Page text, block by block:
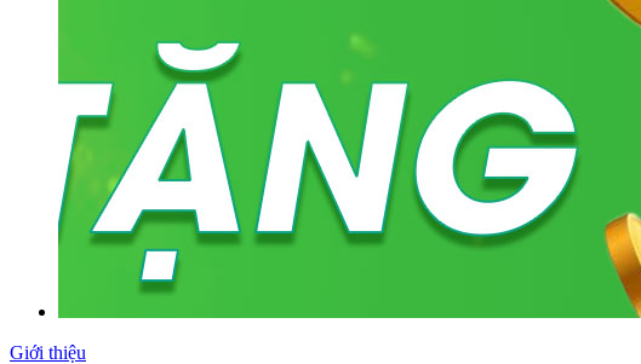
Giới thiệu